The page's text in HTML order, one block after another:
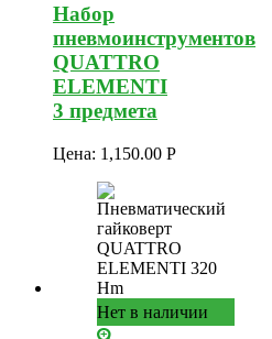
Набор
пневмоинструментов
QUATTRO
ELEMENTI
3 предмета
Цена: 1,150.00 Р
Нет в наличии